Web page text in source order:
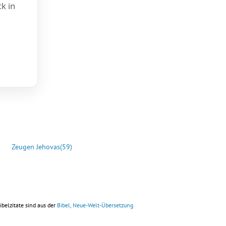
in
Zeugen Jehovas(59)
sind aus der Bibel, Neue-Welt-Übersetzung